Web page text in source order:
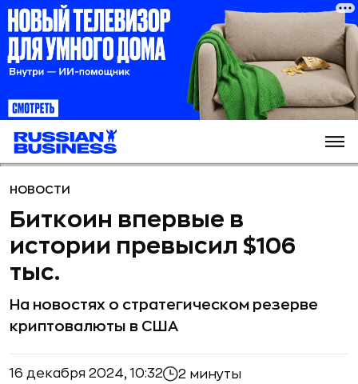
НОВОСТИ
Биткоин впервые в
истории превысил $106
тыс.
На новостях о стратегическом резерве
криптовалюты в США
16 декабря 2024, 10:32 2 минуты